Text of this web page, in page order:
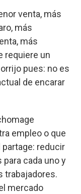
venta, más
más
más
requiere un
pues: no es
de encarar
empleo o que
reducir
para cada uno y
trabajadores.
mercado